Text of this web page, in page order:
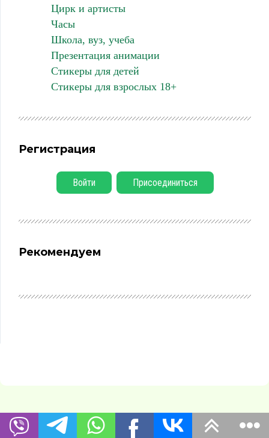
Цирк и артисты
Часы
Школа, вуз, учеба
Презентация анимации
Стикеры для детей
Стикеры для взрослых 18+
Регистрация
Войти Присоединиться
Рекомендуем